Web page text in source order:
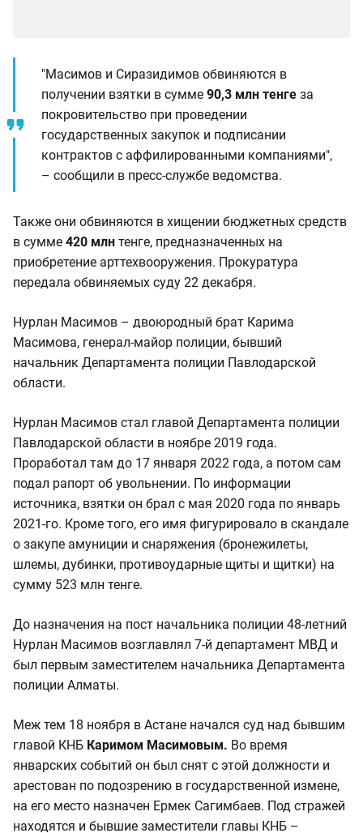
"Масимов и Сиразидимов обвиняются в
получении взятки в сумме 90,3 млн тенге за
покровительство при проведении
государственных закупок и подписании
контрактов с аффилированными компаниями",
– сообщили в пресс-службе ведомства.
Также они обвиняются в хищении бюджетных средств
в сумме 420 млн тенге, предназначенных на
приобретение арттехвооружения. Прокуратура
передала обвиняемых суду 22 декабря.
Нурлан Масимов – двоюродный брат Карима
Масимова, генерал-майор полиции, бывший
начальник Департамента полиции Павлодарской
области.
Нурлан Масимов стал главой Департамента полиции
Павлодарской области в ноябре 2019 года.
Проработал там до 17 января 2022 года, а потом сам
подал рапорт об увольнении. По информации
источника, взятки он брал с мая 2020 года по январь
2021-го. Кроме того, его имя фигурировало в скандале
о закупе амуниции и снаряжения (бронежилеты,
шлемы, дубинки, противоударные щиты и щитки) на
сумму 523 млн тенге.
До назначения на пост начальника полиции 48-летний
Нурлан Масимов возглавлял 7-й департамент МВД и
был первым заместителем начальника Департамента
полиции Алматы.
Меж тем 18 ноября в Астане начался суд над бывшим
главой КНБ Каримом Масимовым. Во время
январских событий он был снят с этой должности и
арестован по подозрению в государственной измене,
на его место назначен Ермек Сагимбаев. Под стражей
находятся и бывшие заместители главы КНБ –